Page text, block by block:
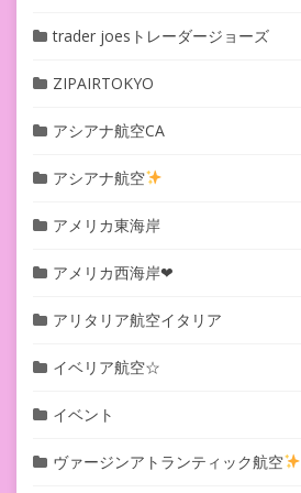
trader joesトレーダージョーズ
ZIPAIRTOKYO
アシアナ航空CA
アシアナ航空
アメリカ東海岸
アメリカ西海岸❤︎
アリタリア航空イタリア
イベリア航空☆
イベント
ヴァージンアトランティック航空